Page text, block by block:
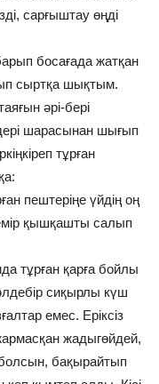
сарғыштау өңді
босағада жатқан
сыртқа шықтым.
әрі-бері
шарасынан шығып
тұрған
пештеріңе үйдің оң
қышқашты салып
тұрған қарға бойлы
сиқырлы күш
емес. Еріксіз
жадыгөйдей,
бақырайтып